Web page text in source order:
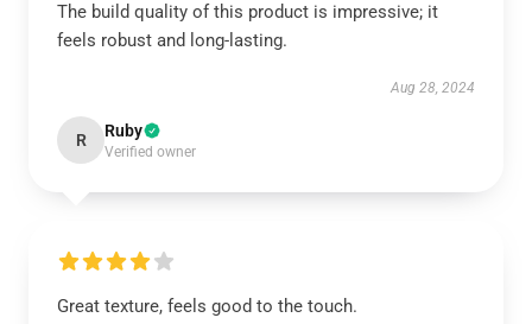
The build quality of this product is impressive; it
feels robust and long-lasting.
Aug 28, 2024
R Ruby
Verified owner
Great texture, feels good to the touch.